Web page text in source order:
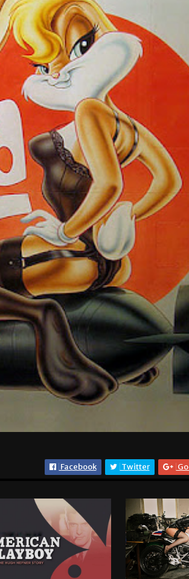
Facebook Twitter